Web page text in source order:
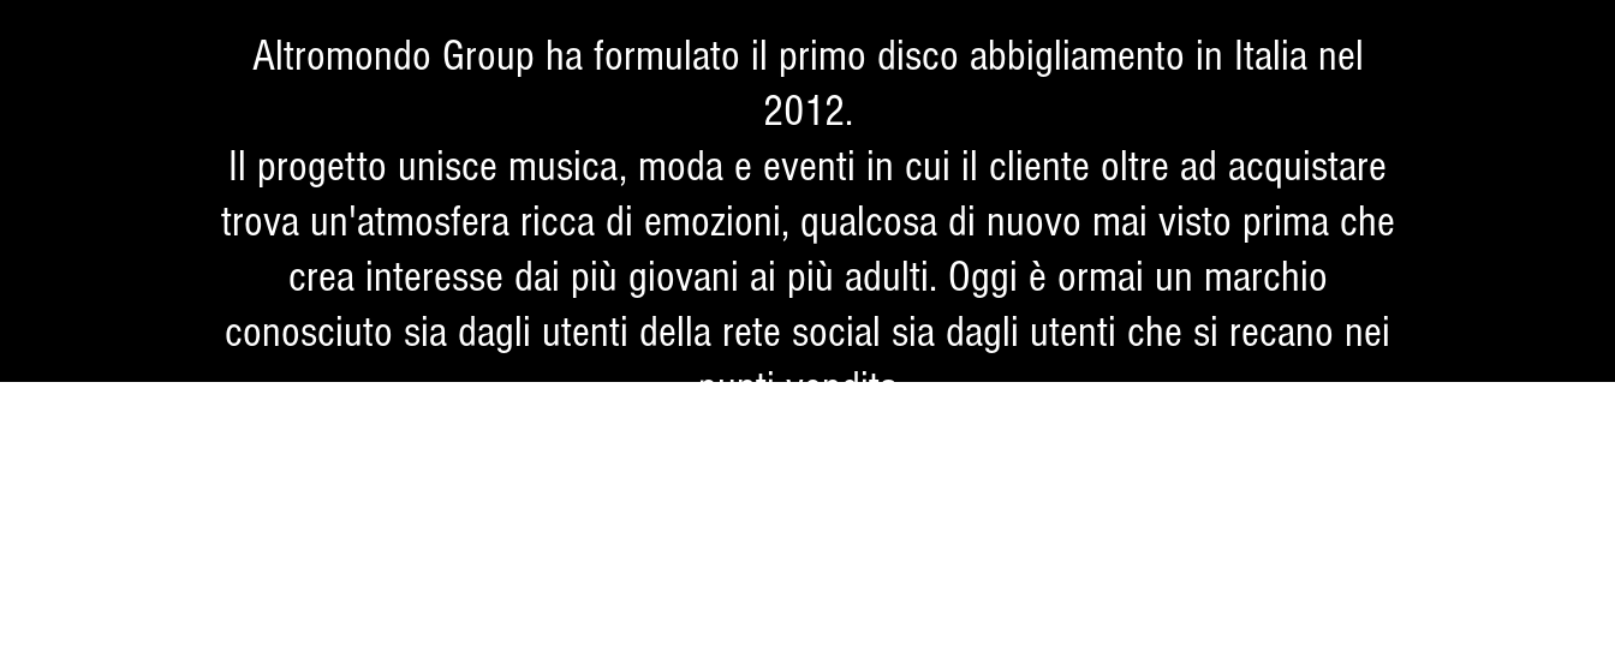
Altromondo Group ha formulato il primo disco abbigliamento in Italia nel
2012.
Il progetto unisce musica, moda e eventi in cui il cliente oltre ad acquistare
trova un'atmosfera ricca di emozioni, qualcosa di nuovo mai visto prima che
crea interesse dai più giovani ai più adulti. Oggi è ormai un marchio
conosciuto sia dagli utenti della rete social sia dagli utenti che si recano nei
punti vendita.